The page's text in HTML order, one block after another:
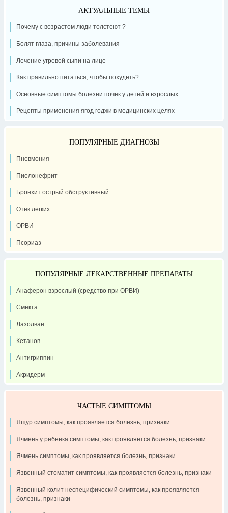
АКТУАЛЬНЫЕ ТЕМЫ
Почему с возрастом люди толстеют ?
Болят глаза, причины заболевания
Лечение угревой сыпи на лице
Как правильно питаться, чтобы похудеть?
Основные симптомы болезни почек у детей и взрослых
Рецепты применения ягод годжи в медицинских целях
ПОПУЛЯРНЫЕ ДИАГНОЗЫ
Пневмония
Пиелонефрит
Бронхит острый обструктивный
Отек легких
ОРВИ
Псориаз
ПОПУЛЯРНЫЕ ЛЕКАРСТВЕННЫЕ ПРЕПАРАТЫ
Анаферон взрослый (средство при ОРВИ)
Смекта
Лазолван
Кетанов
Антигриппин
Акридерм
ЧАСТЫЕ СИМПТОМЫ
Ящур симптомы, как проявляется болезнь, признаки
Ячмень у ребенка симптомы, как проявляется болезнь, признаки
Ячмень симптомы, как проявляется болезнь, признаки
Язвенный стоматит симптомы, как проявляется болезнь, признаки
Язвенный колит неспецифический симптомы, как проявляется
болезнь, признаки